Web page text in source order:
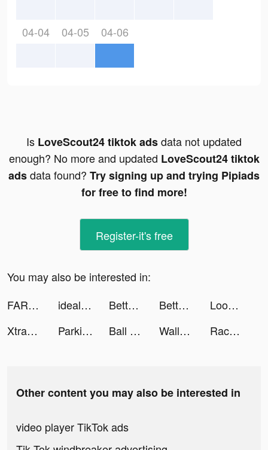
04-04 04-05 04-06
Is LoveScout24 tiktok adsdata not updated
enough? No more and updated LoveScout24 tiktok
adsdata found? Try signing up and trying Pipiads
for free to find more!
Register-it's free
You may also be interested in:
FARFETCH - Shop Luxury Fashion tiktok ads
idealo.it tiktok ads BetterSleep: Relax and Sleep tiktok ads BetterSleep: Relax and Sleep tiktok ads
Loomy App tiktok ads
Xtrades tiktok ads
Parking Jam 3D tiktok ads Ball Blast tiktok ads Wallpaper Ultra tiktok ads Race Arena - Fall Car Battle tiktok ads
Other content you may also be interested in
video player TikTok ads